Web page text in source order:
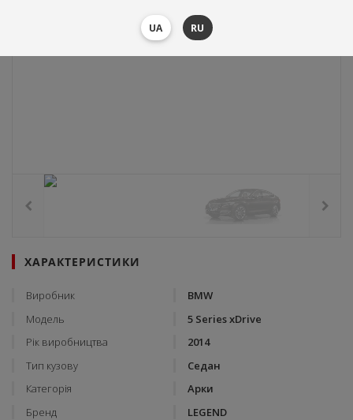
ХАРАКТЕРИСТИКИ
Виробник
BMW
Модель
5 Series xDrive
Рік виробництва
2014
Тип кузову
Седан
Категорія
Арки
Бренд
LEGEND
UA RU